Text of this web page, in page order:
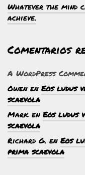
Whatever the mind
achieve.
Comentarios
A WordPress
Owenen Eos ludus
scaevola
Mark en Eos ludus
scaevola
Richard G. en Eos
prima scaevola